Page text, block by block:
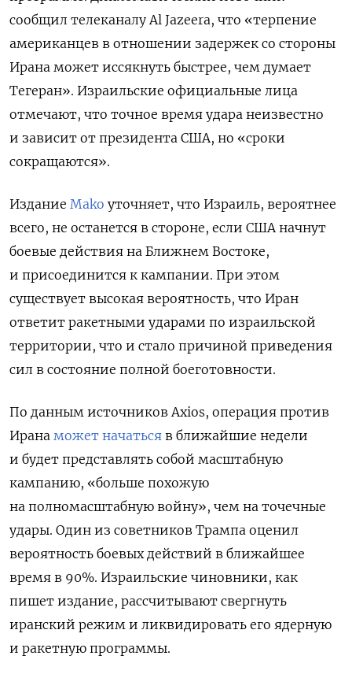
сообщил телеканалу Al Jazeera, что «терпение
американцев в отношении задержек со стороны
Ирана может иссякнуть быстрее, чем думает
Тегеран». Израильские официальные лица
отмечают, что точное время удара неизвестно
и зависит от президента США, но «сроки
сокращаются».
Издание Mako уточняет, что Израиль, вероятнее
всего, не останется в стороне, если США начнут
боевые действия на Ближнем Востоке,
и присоединится к кампании. При этом
существует высокая вероятность, что Иран
ответит ракетными ударами по израильской
территории, что и стало причиной приведения
сил в состояние полной боеготовности.
По данным источников Axios, операция против
Ирана может начаться в ближайшие недели
и будет представлять собой масштабную
кампанию, «больше похожую
на полномасштабную войну», чем на точечные
удары. Один из советников Трампа оценил
вероятность боевых действий в ближайшее
время в 90%. Израильские чиновники, как
пишет издание, рассчитывают свергнуть
иранский режим и ликвидировать его ядерную
и ракетную программы.